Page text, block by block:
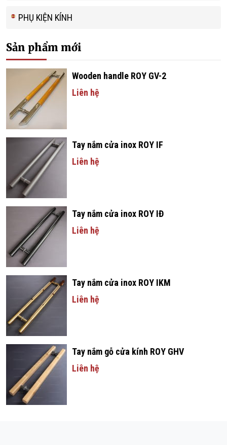
PHỤ KIỆN KÍNH
Sản phẩm mới
Wooden handle ROY GV-2
Liên hệ
Tay nắm cửa inox ROY IF
Liên hệ
Tay nắm cửa inox ROY IĐ
Liên hệ
Tay nắm cửa inox ROY IKM
Liên hệ
Tay nắm gỗ cửa kính ROY GHV
Liên hệ